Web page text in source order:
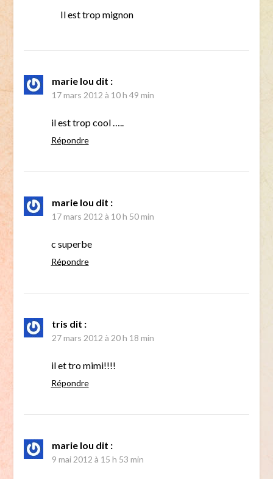
Il est trop mignon
marie lou dit :
17 mars 2012 à 10 h 49 min
il est trop cool …..
Répondre
marie lou dit :
17 mars 2012 à 10 h 50 min
c superbe
Répondre
tris dit :
27 mars 2012 à 20 h 18 min
il et tro mimi!!!!
Répondre
marie lou dit :
9 mai 2012 à 15 h 53 min